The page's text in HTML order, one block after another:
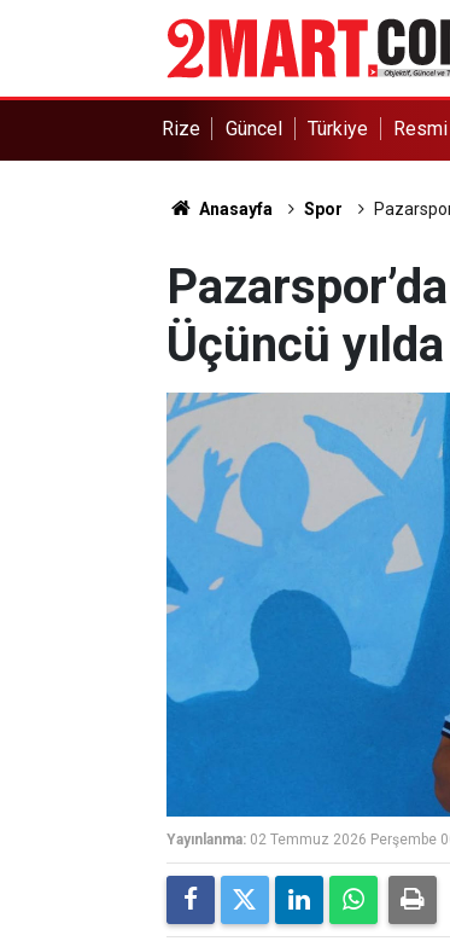
Rize Güncel Türkiye
Anasayfa Spor
Üçüncü
Yayınlanma: 02 Temmuz 2026 Perşembe